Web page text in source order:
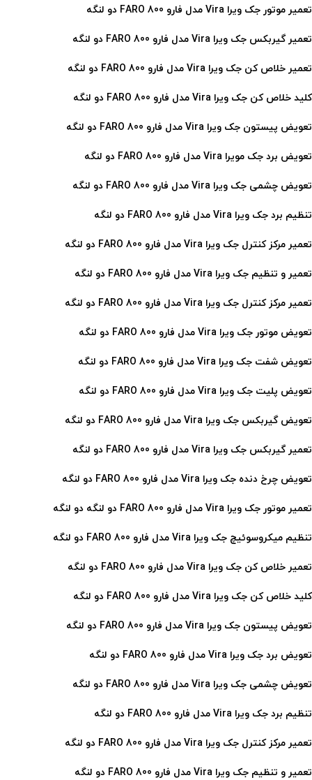
تعمیر موتور جک ویرا Vira مدل فارو 800 FARO دو لنگه
تعمیر گیربکس جک ویرا Vira مدل فارو 800 FARO دو لنگه
تعمیر خلاص کن جک ویرا Vira مدل فارو 800 FARO دو لنگه
کلید خلاص کن جک ویرا Vira مدل فارو 800 FARO دو لنگه
تعویض پیستون جک ویرا Vira مدل فارو 800 FARO دو لنگه
تعویض برد جک مویرا Vira مدل فارو 800 FARO دو لنگه
تعویض چشمی جک ویرا Vira مدل فارو 800 FARO دو لنگه
تنظیم برد جک ویرا Vira مدل فارو 800 FARO دو لنگه
تعمیر مرکز کنترل جک ویرا Vira مدل فارو 800 FARO دو لنگه
تعمیر و تنظیم جک ویرا Vira مدل فارو 800 FARO دو لنگه
تعمیر مرکز کنترل جک ویرا Vira مدل فارو 800 FARO دو لنگه
تعویض موتور جک ویرا Vira مدل فارو 800 FARO دو لنگه
تعویض شفت جک ویرا Vira مدل فارو 800 FARO دو لنگه
تعویض پلیت جک ویرا Vira مدل فارو 800 FARO دو لنگه
تعویض گیربکس جک ویرا Vira مدل فارو 800 FARO دو لنگه
تعمیر گیربکس جک ویرا Vira مدل فارو 800 FARO دو لنگه
تعویض چرخ دنده جک ویرا Vira مدل فارو 800 FARO دو لنگه
تعمیر موتور جک ویرا Vira مدل فارو 800 FARO دو لنگه دو لنگه
تنظیم میکروسوئیچ جک ویرا Vira مدل فارو 800 FARO دو لنگه
تعمیر خلاص کن جک ویرا Vira مدل فارو 800 FARO دو لنگه
کلید خلاص کن جک ویرا Vira مدل فارو 800 FARO دو لنگه
تعویض پیستون جک ویرا Vira مدل فارو 800 FARO دو لنگه
تعویض برد جک ویرا Vira مدل فارو 800 FARO دو لنگه
تعویض چشمی جک ویرا Vira مدل فارو 800 FARO دو لنگه
تنظیم برد جک ویرا Vira مدل فارو 800 FARO دو لنگه
تعمیر مرکز کنترل جک ویرا Vira مدل فارو 800 FARO دو لنگه
تعمیر و تنظیم جک ویرا Vira مدل فارو 800 FARO دو لنگه